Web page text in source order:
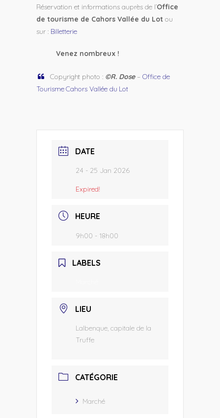
Réservation et informations auprès de l’Office
de tourisme de Cahors Vallée du Lot ou
sur : Billetterie
Venez nombreux !
Copyright photo : ©R. Dose–Office de
Tourisme Cahors Vallée du Lot
DATE
24 - 25 Jan 2026
Expired!
HEURE
9h00 - 18h00
LABELS
LIEU
Lalbenque, capitale de la
Truffe
CATÉGORIE
Marché